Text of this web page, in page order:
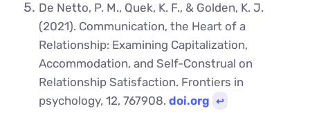
De Netto, P. M., Quek, K. F., & Golden, K. J.
(2021). Communication, the Heart of a
Relationship: Examining Capitalization,
Accommodation, and Self-Construal on
Relationship Satisfaction. Frontiers in
psychology, 12, 767908. doi.org ↩︎